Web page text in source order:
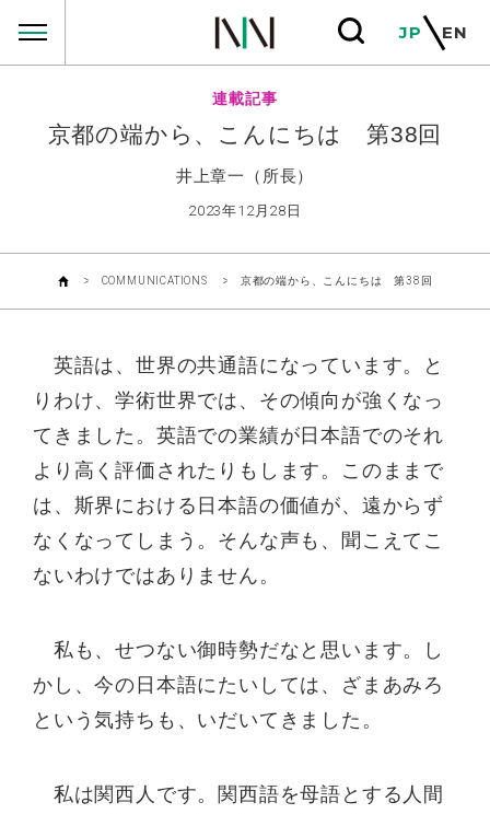
JP EN
COMMUNICATIONS
連載記事
京都の端から、こんにちは 第38回
井上章一（所長）
2023年12月28日
COMMUNICATIONS 京都の端から、こんにちは 第38回
英語は、世界の共通語になっています。と
りわけ、学術世界では、その傾向が強くなっ
てきました。英語での業績が日本語でのそれ
より高く評価されたりもします。このままで
は、斯界における日本語の価値が、遠からず
なくなってしまう。そんな声も、聞こえてこ
ないわけではありません。
私も、せつない御時勢だなと思います。し
かし、今の日本語にたいしては、ざまあみろ
という気持ちも、いだいてきました。
私は関西人です。関西語を母語とする人間